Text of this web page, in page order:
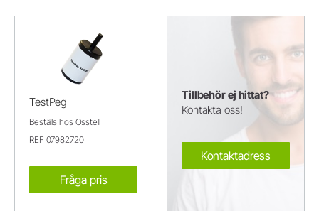
TestPeg
Beställs hos Osstell
REF 07982720
Fråga pris
Tillbehör ej hittat?
Kontakta oss!
Kontaktadress